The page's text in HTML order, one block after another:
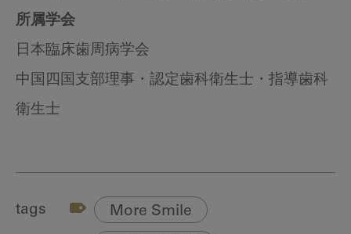
所属学会
日本臨床歯周病学会
中国四国支部理事・認定歯科衛生士・指導歯科
衛生士
tags More Smile